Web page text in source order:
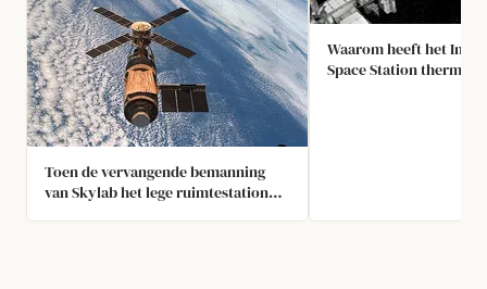
Toen de vervangende bemanning
van Skylab het lege ruimtestation
Waarom heeft het
Space Station